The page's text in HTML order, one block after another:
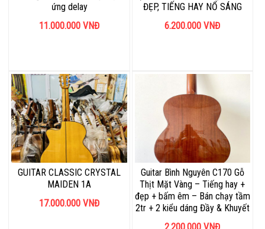
ứng delay
11.000.000 VNĐ
ĐẸP, TIẾNG HAY NỔ SÁNG
6.200.000 VNĐ
GUITAR CLASSIC CRYSTAL
MAIDEN 1A
17.000.000 VNĐ
Guitar Bình Nguyên C170 Gỗ
Thịt Mặt Vàng – Tiếng hay +
đẹp + bấm êm – Bán chạy tầm
2tr + 2 kiểu dáng Đầy & Khuyết